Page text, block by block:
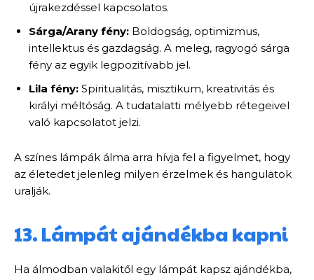
újrakezdéssel kapcsolatos.
Sárga/Arany fény: Boldogság, optimizmus,
intellektus és gazdagság. A meleg, ragyogó sárga
fény az egyik legpozitívabb jel.
Lila fény: Spiritualitás, misztikum, kreativitás és
királyi méltóság. A tudatalatti mélyebb rétegeivel
való kapcsolatot jelzi.
A színes lámpák álma arra hívja fel a figyelmet, hogy
az életedet jelenleg milyen érzelmek és hangulatok
uralják.
13. Lámpát ajándékba kapni
Ha álmodban valakitől egy lámpát kapsz ajándékba,